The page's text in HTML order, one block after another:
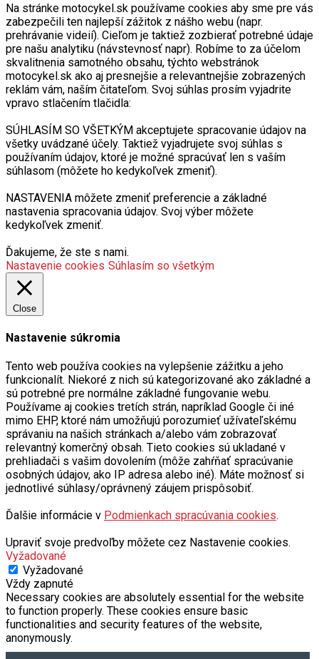
Na stránke motocykel.sk používame cookies aby sme pre vás
zabezpečili ten najlepší zážitok z nášho webu (napr.
prehrávanie videií). Cieľom je taktiež zozbierať potrebné údaje
pre našu analytiku (návstevnosť napr). Robíme to za účelom
skvalitnenia samotného obsahu, týchto webstránok
motocykel.sk ako aj presnejšie a relevantnejšie zobrazených
reklám vám, naším čitateľom. Svoj súhlas prosím vyjadrite
vpravo stlačením tlačidla:
SÚHLASÍM SO VŠETKÝM akceptujete spracovanie údajov na
všetky uvádzané účely. Taktiež vyjadrujete svoj súhlas s
používaním údajov, ktoré je možné spracúvať len s vaším
súhlasom (môžete ho kedykoľvek zmeniť).
NASTAVENIA môžete zmeniť preferencie a základné
nastavenia spracovania údajov. Svoj výber môžete
kedykoľvek zmeniť.
Ďakujeme, že ste s nami.
Nastavenie cookies Súhlasím so všetkým
Close
Nastavenie súkromia
Tento web používa cookies na vylepšenie zážitku a jeho
funkcionalít. Niekoré z nich sú kategorizované ako základné a
sú potrebné pre normálne základné fungovanie webu.
Používame aj cookies tretích strán, napríklad Google či iné
mimo EHP, ktoré nám umožňujú porozumieť užívateľskému
správaniu na našich stránkach a/alebo vám zobrazovať
relevantný komerčný obsah. Tieto cookies sú ukladané v
prehliadači s vašim dovolením (môže zahŕňať spracúvanie
osobných údajov, ako IP adresa alebo iné). Máte možnosť si
jednotlivé súhlasy/oprávnený záujem prispôsobiť.
Ďalšie informácie v Podmienkach spracúvania cookies.
Upraviť svoje predvoľby môžete cez Nastavenie cookies.
Vyžadované
Vyžadované
Vždy zapnuté
Necessary cookies are absolutely essential for the website
to function properly. These cookies ensure basic
functionalities and security features of the website,
anonymously.